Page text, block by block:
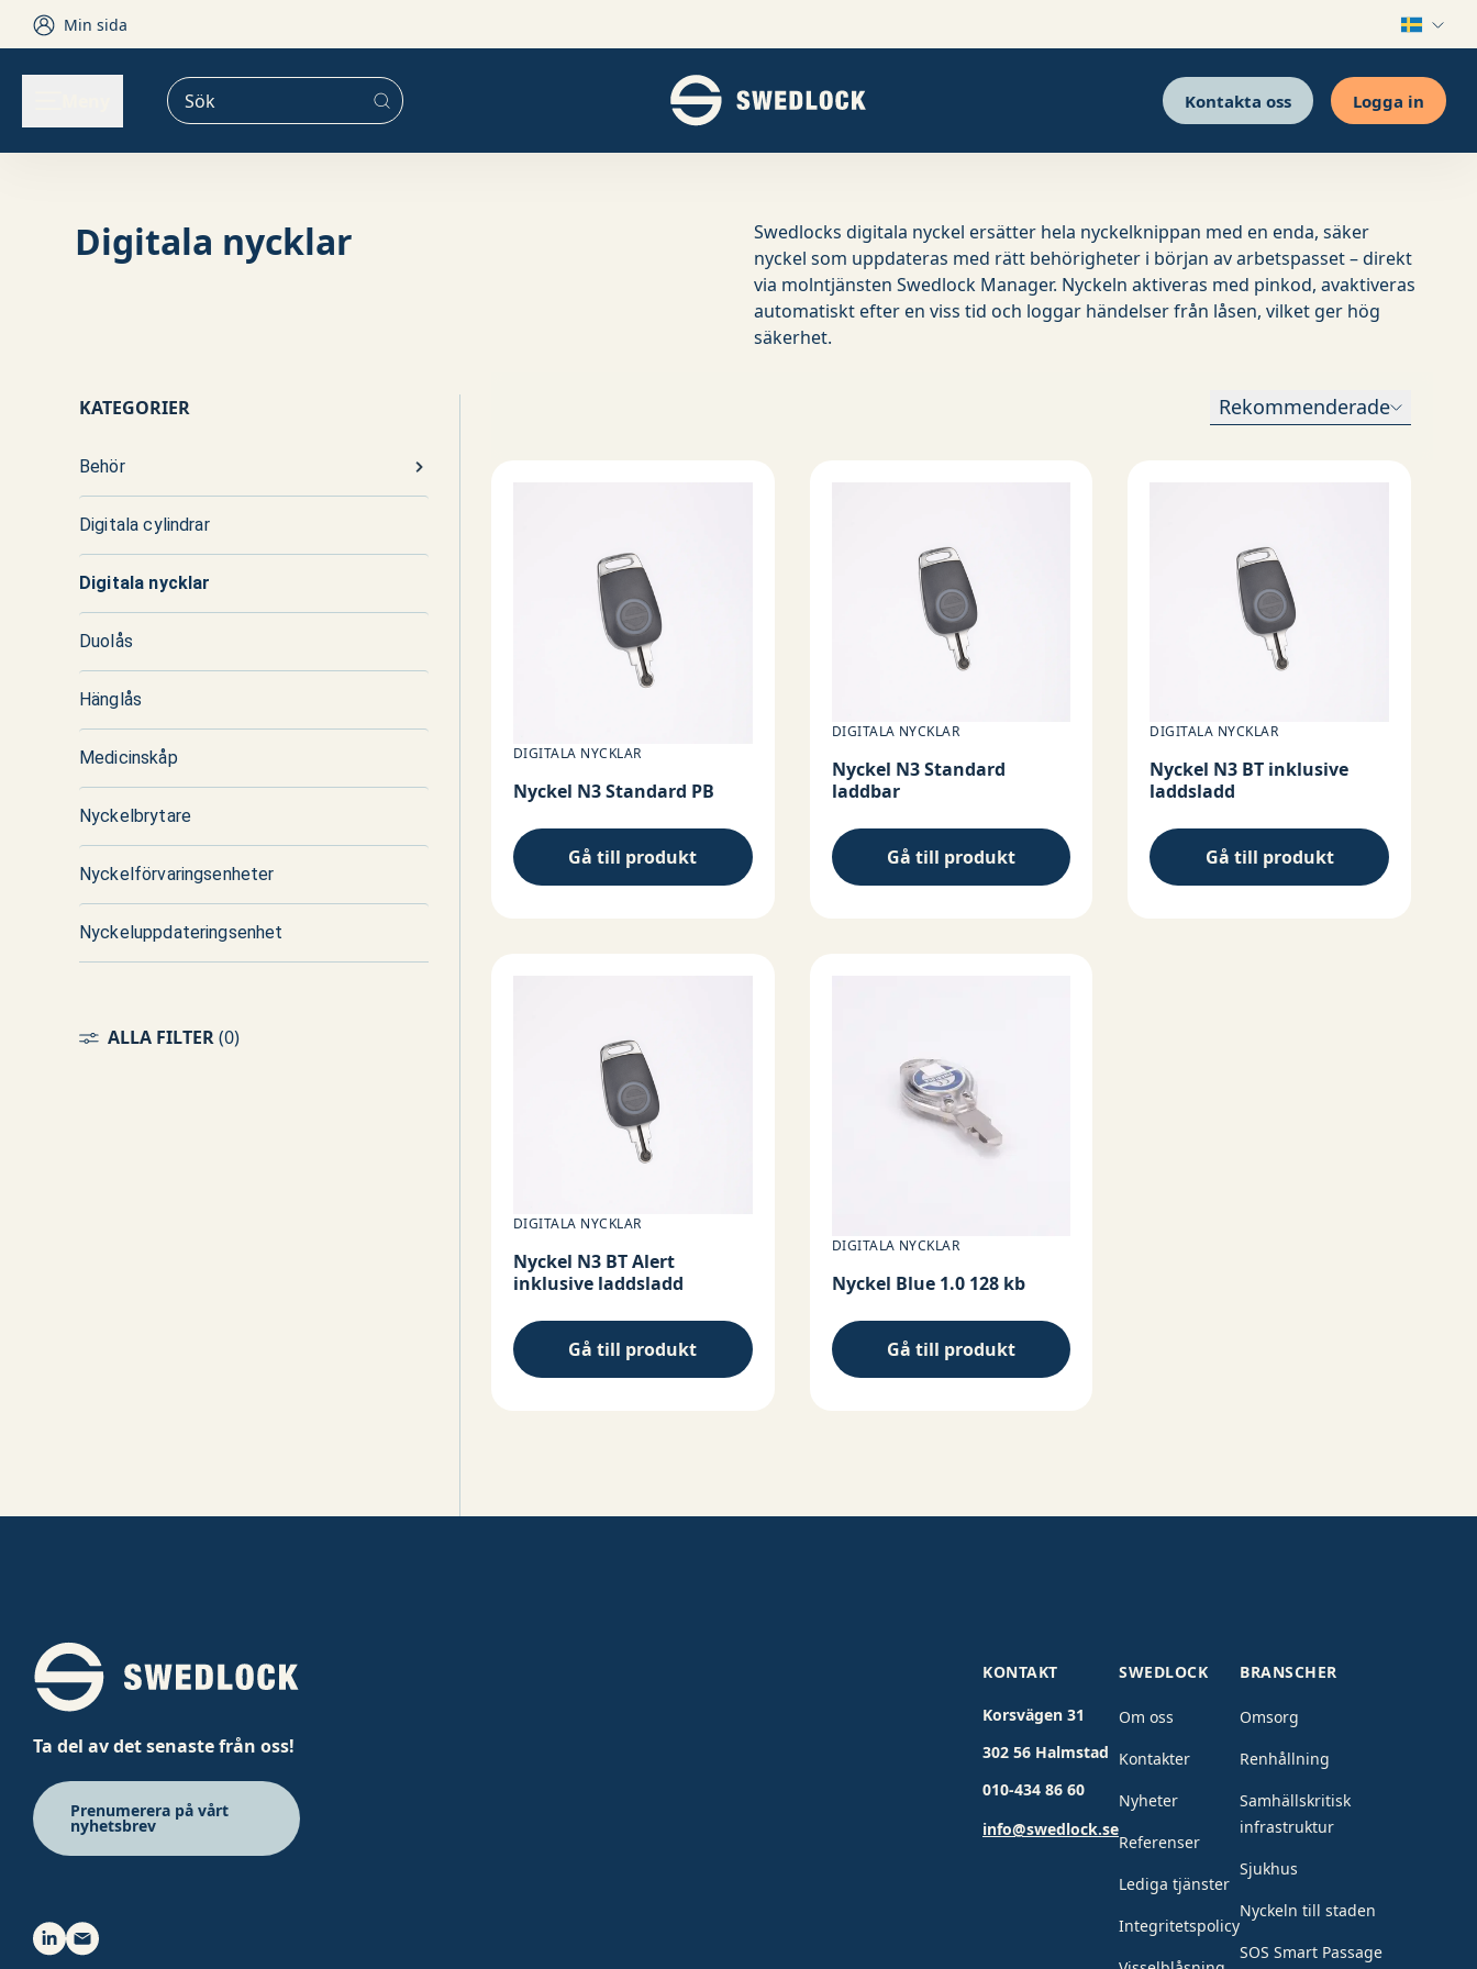
Skip to content
Min sida
Kontakta oss Logga in
Digitala nycklar
Swedlocks digitala nyckel ersätter hela nyckelknippan med en enda, säker
nyckel som uppdateras med rätt behörigheter i början av arbetspasset – direkt
via molntjänsten Swedlock Manager. Nyckeln aktiveras med pinkod, avaktiveras
automatiskt efter en viss tid och loggar händelser från låsen, vilket ger hög
säkerhet.
KATEGORIER
Behör
Digitala cylindrar
Digitala nycklar
Duolås
Hänglås
Medicinskåp
Nyckelbrytare
Nyckelförvaringsenheter
Nyckeluppdateringsenhet
ALLA FILTER(0)
Rekommenderade
DIGITALA NYCKLAR
Nyckel N3 Standard PB
Gå till produkt
DIGITALA NYCKLAR
Nyckel N3 Standard
laddbar
Gå till produkt
DIGITALA NYCKLAR
Nyckel N3 BT inklusive
laddsladd
Gå till produkt
DIGITALA NYCKLAR
Nyckel N3 BT Alert
inklusive laddsladd
Gå till produkt
DIGITALA NYCKLAR
Nyckel Blue 1.0 128 kb
Gå till produkt
Ta del av det senaste från oss!
Prenumerera på vårt
nyhetsbrev
KONTAKT
Korsvägen 31
302 56 Halmstad
010-434 86 60
info@swedlock.se
SWEDLOCK
Om oss
Kontakter
Nyheter
Referenser
Lediga tjänster
Integritetspolicy
BRANSCHER
Omsorg
Renhållning
Samhällskritisk
infrastruktur
Sjukhus
Nyckeln till staden
SOS Smart Passage